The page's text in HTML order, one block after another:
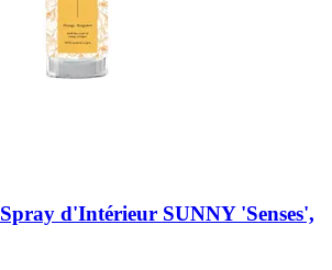
Spray d'Intérieur SUNNY 'Senses',